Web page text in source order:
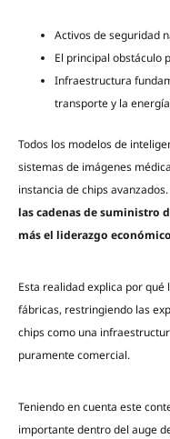
Activos de seguridad
El principal obstáculo
Infraestructura
transporte y la
Todos los modelos de
sistemas de imágenes
instancia de chips
las cadenas de suministro
más el liderazgo
Esta realidad explica por
fábricas, restringiendo las
chips como una
puramente comercial.
Teniendo en cuenta este
importante dentro del auge